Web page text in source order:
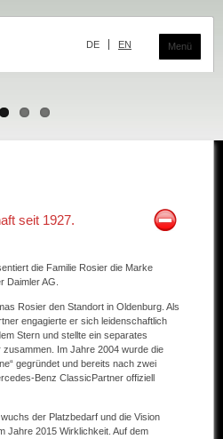
DE EN Menü
Der Verkauf
Die Ausstellung
Fahrzeuge
Marken
seit 1927.
die Familie Rosier die Marke
Daimler AG.
Rosier den Standort in Oldenburg. Als
engagierte er sich leidenschaftlich
Stern und stellte ein separates
Im Jahre 2004 wurde die
gegründet und bereits nach zwei
Benz ClassicPartner offiziell
der Platzbedarf und die Vision
Jahre 2015 Wirklichkeit. Auf dem